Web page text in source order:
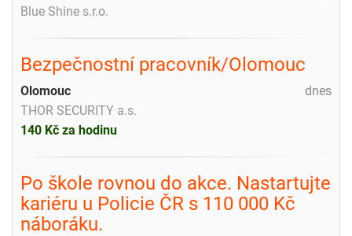
Blue Shine s.r.o.
Bezpečnostní pracovník/Olomouc
dnes
Olomouc
THOR SECURITY a.s.
140 Kč za hodinu
Po škole rovnou do akce. Nastartujte
kariéru u Policie ČR s 110 000 Kč
náboráku.